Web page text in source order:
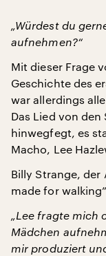
„Würdest du
aufnehmen?“
Mit dieser Frage
Geschichte des
war allerdings
Das Lied von
hinwegfegt, es
Macho, Lee
Billy Strange, der
made for
„Lee fragte mich
Mädchen
mir produziert